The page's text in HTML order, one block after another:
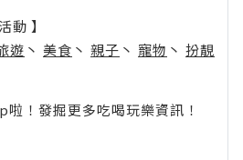
動 】
遊 丶 美食 丶 親子 丶 寵物 丶 扮靚
！發掘更多吃喝玩樂資訊！